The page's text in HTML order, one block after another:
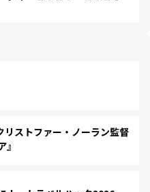
ストファー・ノーラン監督